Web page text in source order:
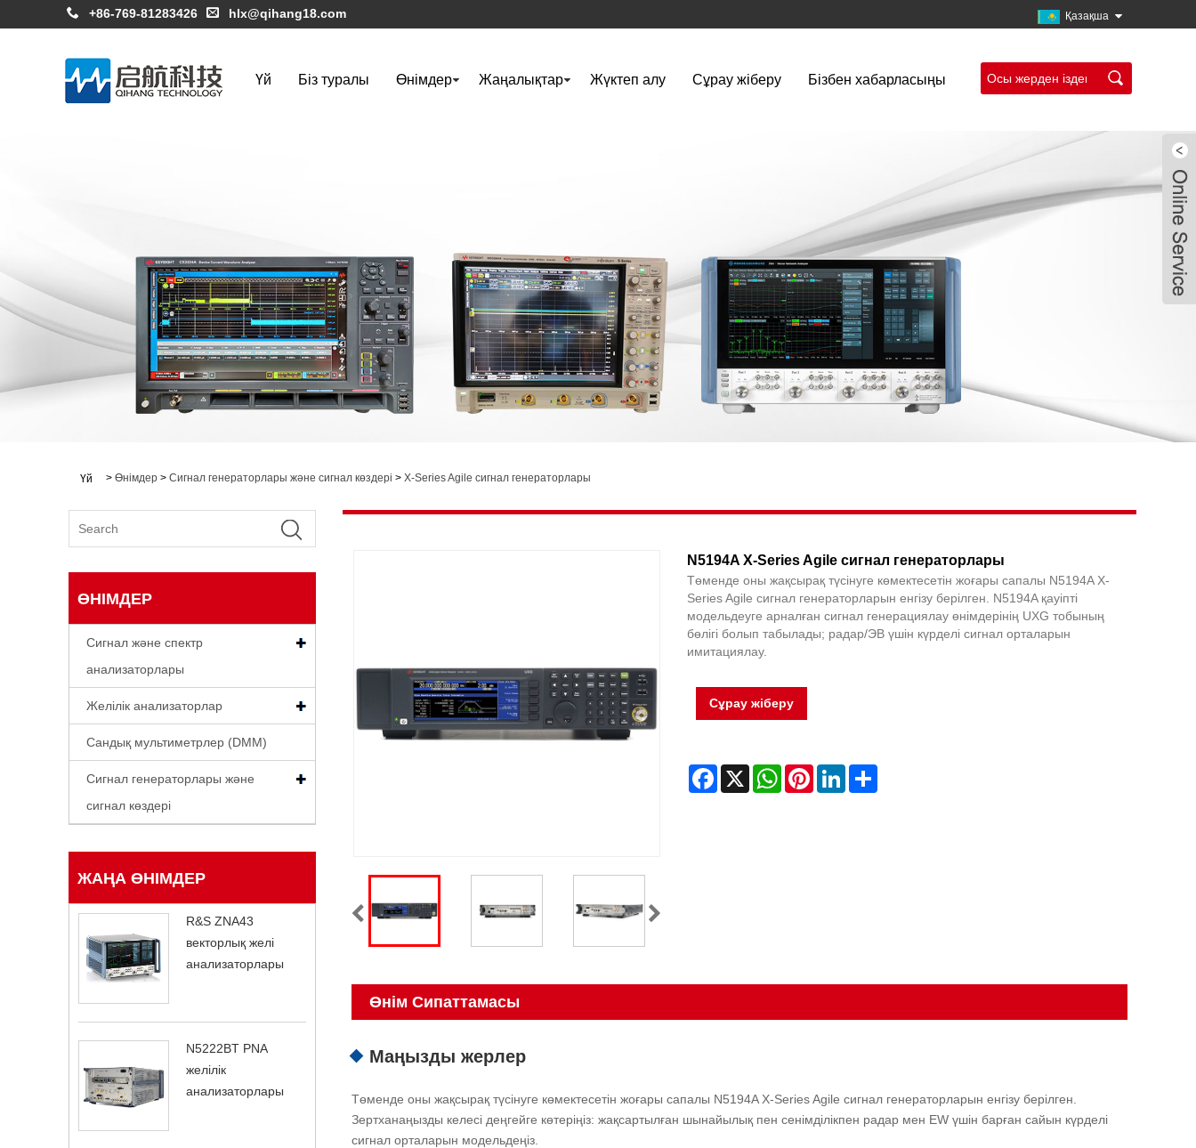
+86-769-81283426 hlx@qihang18.com Қазақша
Үй Біз туралы Өнімдер Жаңалықтар Жүктеп алу Сұрау жіберу Бізбен хабарласыңы
Үй > Өнімдер > Сигнал генераторлары және сигнал көздері > X-Series Agile сигнал генераторлары
ӨНІМДЕР
Сигнал және спектр
анализаторлары
Желілік анализаторлар
Сандық мультиметрлер (DMM)
Сигнал генераторлары және
сигнал көздері
ЖАҢА ӨНІМДЕР
R&S ZNA43
векторлық желі
анализаторлары
N5222BT PNA
желілік
анализаторлары
N5194A X-Series Agile сигнал генераторлары
Төменде оны жақсырақ түсінуге көмектесетін жоғары сапалы N5194A X-
Series Agile сигнал генераторларын енгізу берілген. N5194A қауіпті
модельдеуге арналған сигнал генерациялау өнімдерінің UXG тобының
бөлігі болып табылады; радар/ЭВ үшін күрделі сигнал орталарын
имитациялау.
Сұрау жіберу
Facebook
X WhatsAppPinterestLinkedInShare
Өнім Сипаттамасы
Маңызды жерлер
Төменде оны жақсырақ түсінуге көмектесетін жоғары сапалы N5194A X-Series Agile сигнал генераторларын енгізу берілген.
Зертханаңызды келесі деңгейге көтеріңіз: жақсартылған шынайылық пен сенімділікпен радар мен EW үшін барған сайын күрделі
сигнал орталарын модельдеңіз.